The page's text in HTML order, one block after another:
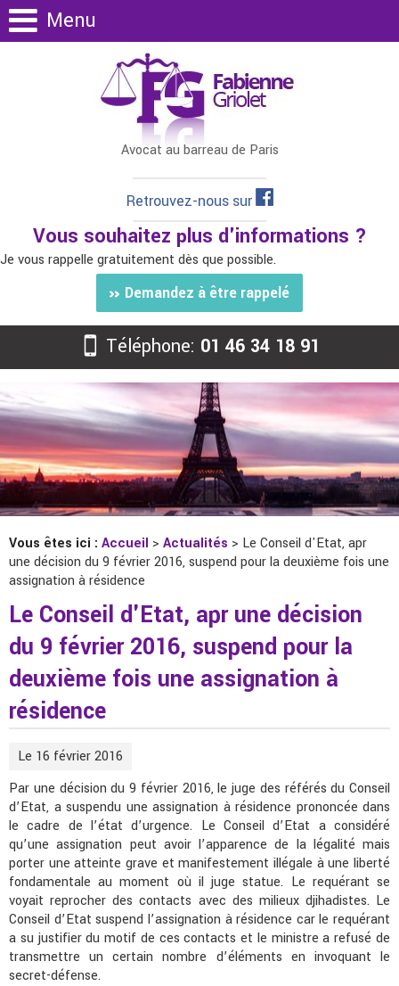
Menu
Avocat au barreau de Paris
Retrouvez-nous sur
Vous souhaitez plus d'informations ?
Je vous rappelle gratuitement dès que possible.
Demandez à être rappelé
Téléphone: 01 46 34 18 91
Vous êtes ici : Accueil > Actualités > Le Conseil d'Etat, apr
une décision du 9 février 2016, suspend pour la deuxième fois une
assignation à résidence
Le Conseil d'Etat, apr une décision
du 9 février 2016, suspend pour la
deuxième fois une assignation à
résidence
Le 16 février 2016
Par une décision du 9 février 2016, le juge des référés du Conseil
d’Etat, a suspendu une assignation à résidence prononcée dans
le cadre de l’état d’urgence. Le Conseil d’Etat a considéré
qu’une assignation peut avoir l’apparence de la légalité mais
porter une atteinte grave et manifestement illégale à une liberté
fondamentale au moment où il juge statue. Le requérant se
voyait reprocher des contacts avec des milieux djihadistes. Le
Conseil d’Etat suspend l’assignation à résidence car le requérant
a su justifier du motif de ces contacts et le ministre a refusé de
transmettre un certain nombre d’éléments en invoquant le
secret-défense.